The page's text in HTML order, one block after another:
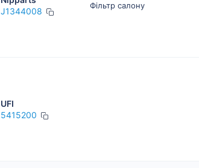
J1344008
Фільтр салону
UFI
5415200